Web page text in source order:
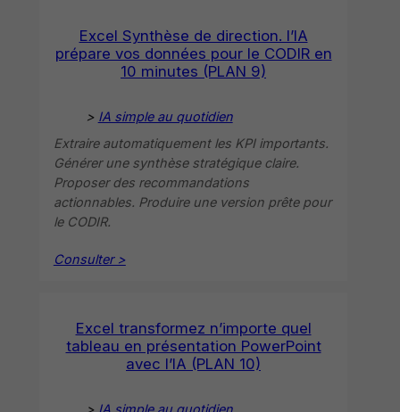
Excel Synthèse de direction. l’IA
prépare vos données pour le CODIR en
10 minutes (PLAN 9)
> IA simple au quotidien
Extraire automatiquement les KPI importants.
Générer une synthèse stratégique claire.
Proposer des recommandations
actionnables. Produire une version prête pour
le CODIR.
Consulter >
Excel transformez n’importe quel
tableau en présentation PowerPoint
avec l’IA (PLAN 10)